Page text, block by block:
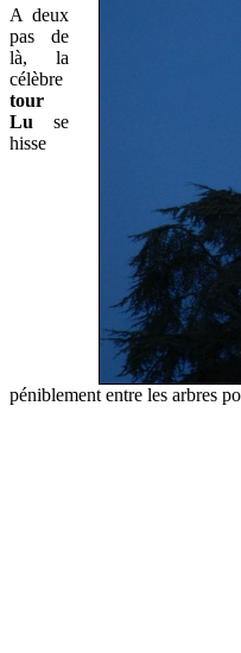
A deux
pas de
là, la
célèbre
tour
Lu se
hisse
péniblement entre les arbres